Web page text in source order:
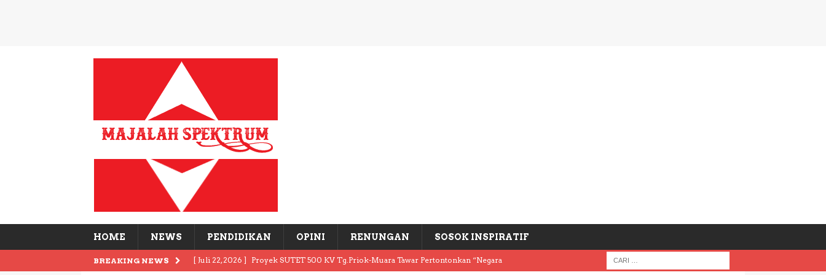
HOME NEWS PENDIDIKAN OPINI RENUNGAN SOSOK INSPIRATIF
BREAKING NEWS [ Juli 22, 2026 ] Proyek SUTET 500 KV Tg.Priok-Muara Tawar Pertontonkan “Negara